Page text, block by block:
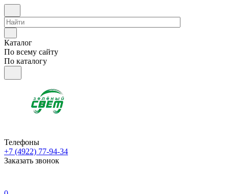
Каталог
По всему сайту
По каталогу
Телефоны
+7 (4922) 77-94-34
Заказать звонок